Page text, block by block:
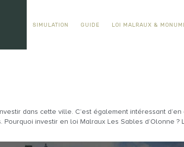
SIMULATION GUIDE LOI MALRAUX &
dans cette ville. C’est également intéressant
investir en loi Malraux Les Sables d’Olonne ?